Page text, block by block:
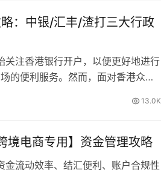
：中银/汇丰/渣打三大行政
注香港银行开户，以便更好地进行
的便利服务。然而，面对香港众多
感…
13.0K
境电商专用】资金管理攻略
流动效率、结汇便利、账户合规性